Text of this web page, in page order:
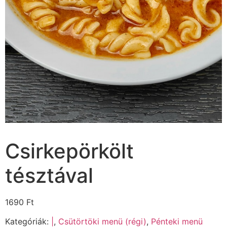
Csirkepörkölt
tésztával
1690 Ft
Kategóriák: , Csütörtöki menü (régi), Pénteki menü